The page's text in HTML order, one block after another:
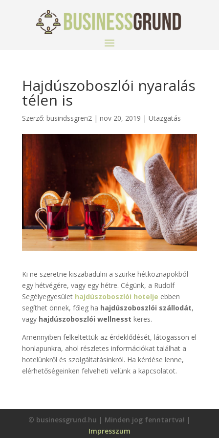
Hajdúszoboszlói nyaralás
télen is
Szerző: busindssgren2| nov 20, 2019 | Utazgatás
Ki ne szeretne kiszabadulni a szürke hétköznapokból
egy hétvégére, vagy egy hétre. Cégünk, a Rudolf
Segélyegyesület hajdúszoboszlói hotelje ebben
segíthet önnek, főleg ha hajdúszoboszlói szállodát,
vagy hajdúszoboszlói wellnesst keres.
Amennyiben felkeltettük az érdeklődését, látogasson el
honlapunkra, ahol részletes információkat találhat a
hotelünkről és szolgáltatásinkról. Ha kérdése lenne,
elérhetőségeinken felveheti velünk a kapcsolatot.
© businessgrund.hu | Minden jog fenntartva! |
Impresszum